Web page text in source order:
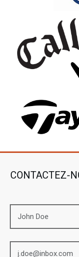
facile d'accès
personnel est
salariés de ce
passionnés de
qualité de leurs
CONTACTEZ-